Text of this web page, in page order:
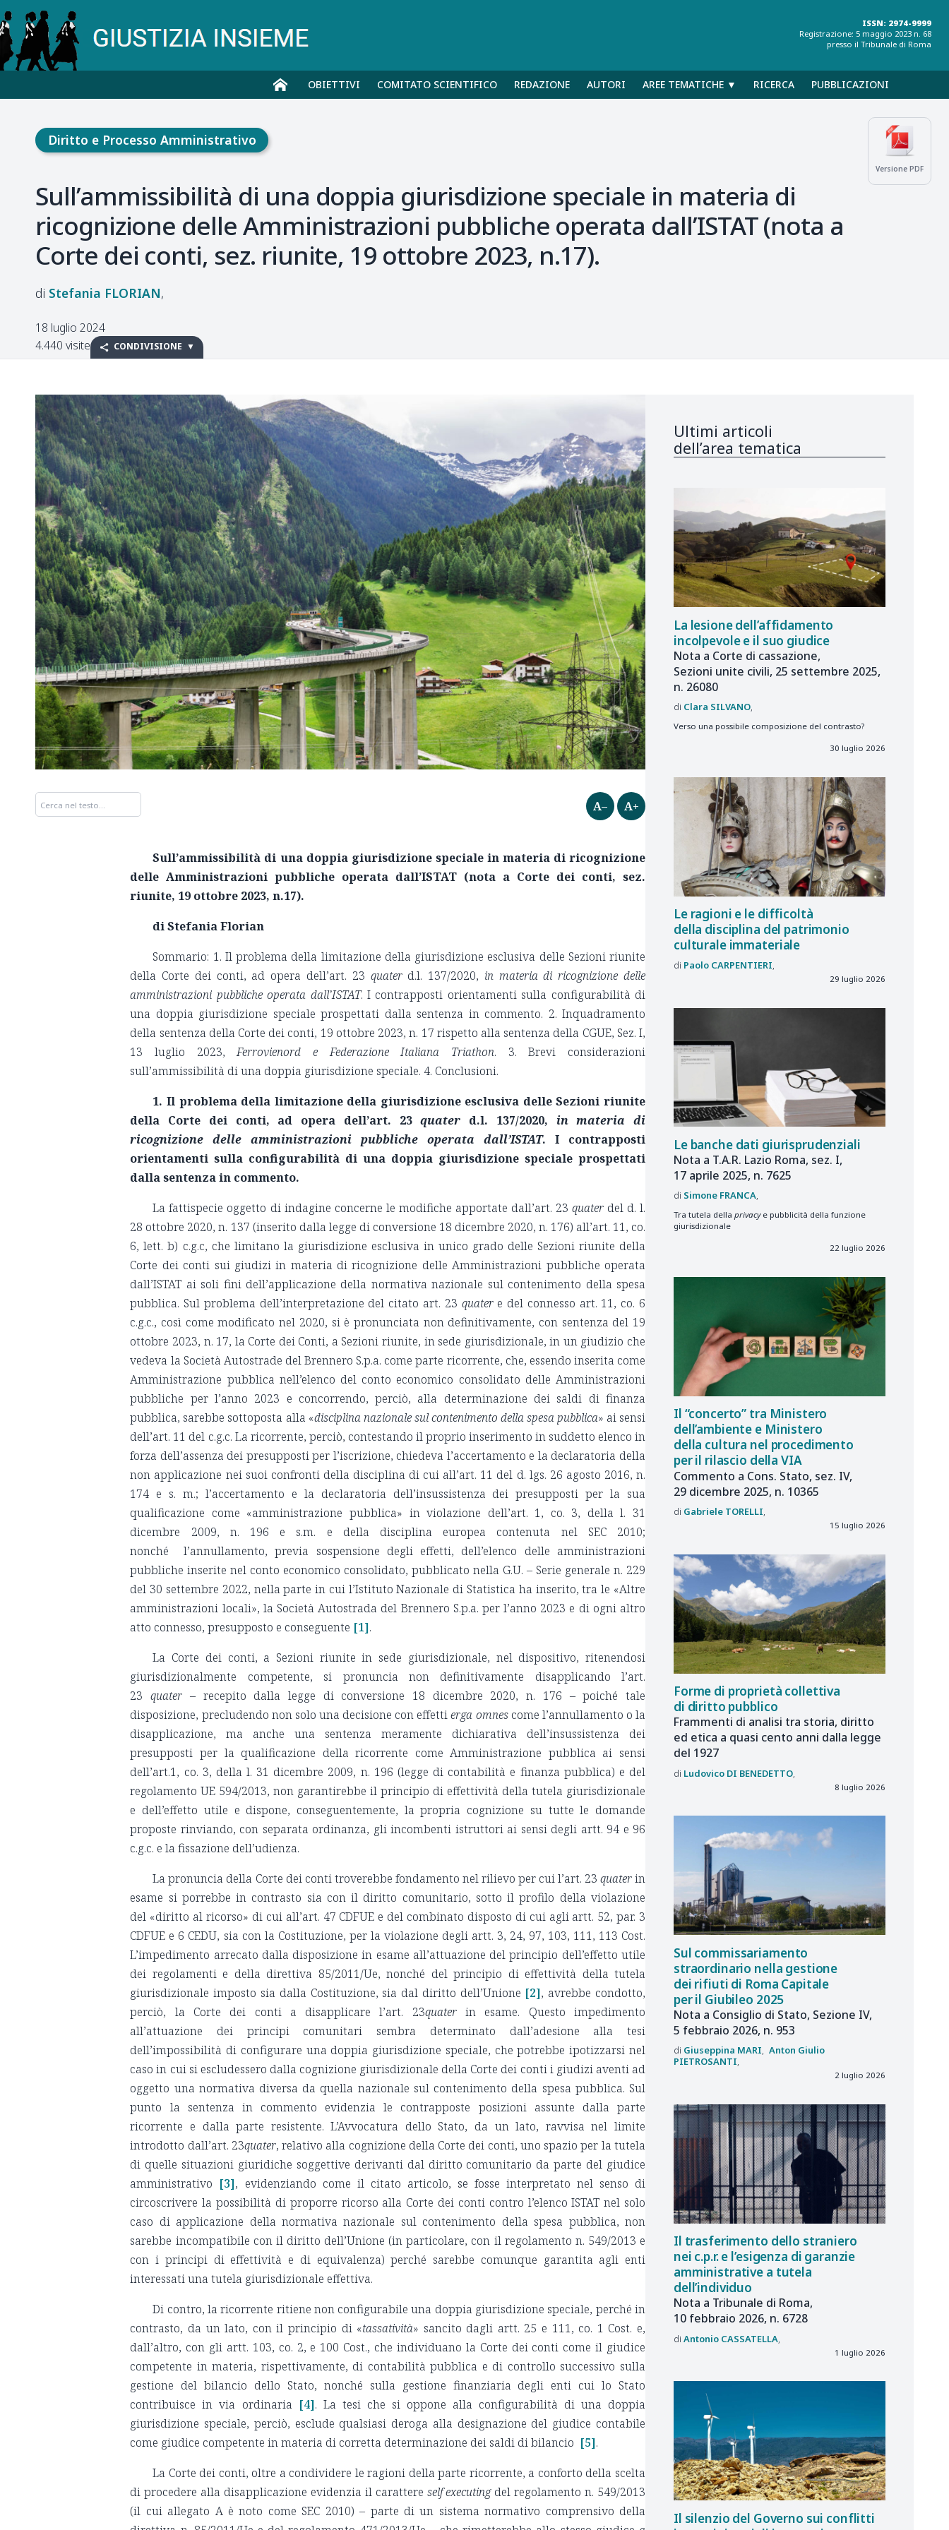
ISSN: 2974-9999
Registrazione: 5 maggio 2023 n. 68
presso il Tribunale di Roma
OBIETTIVI COMITATO SCIENTIFICO REDAZIONE AUTORI AREE TEMATICHE ▼ RICERCA PUBBLICAZIONI
Versione PDF
Diritto e Processo Amministrativo
Sull’ammissibilità di una doppia giurisdizione speciale in materia di
ricognizione delle Amministrazioni pubbliche operata dall’ISTAT (nota a
Corte dei conti, sez. riunite, 19 ottobre 2023, n.17).
Stefania FLORIAN
18 luglio 2024
4.440 visite
CONDIVISIONE
A– A+
Sull’ammissibilità di una doppia giurisdizione speciale in materia di ricognizione
delle Amministrazioni pubbliche operata dall’ISTAT (nota a Corte dei conti, sez.
riunite, 19 ottobre 2023, n.17).
di Stefania Florian
Sommario: 1. Il problema della limitazione della giurisdizione esclusiva delle Sezioni riunite
della Corte dei conti, ad opera dell’art. 23 quaterd.l. 137/2020, in materia di ricognizione delle
amministrazioni pubbliche operata dall’ISTAT. I contrapposti orientamenti sulla configurabilità di
una doppia giurisdizione speciale prospettati dalla sentenza in commento. 2. Inquadramento
della sentenza della Corte dei conti, 19 ottobre 2023, n. 17 rispetto alla sentenza della CGUE, Sez. I,
13 luglio 2023,Ferrovienord e Federazione Italiana Triathon. 3. Brevi considerazioni
sull’ammissibilità di una doppia giurisdizione speciale. 4. Conclusioni.
1. Il problema della limitazione della giurisdizione esclusiva delle Sezioni riunite
della Corte dei conti, ad opera dell’art. 23quater d.l. 137/2020, in materia di
ricognizione delle amministrazioni pubbliche operata dall’ISTAT. I contrapposti
orientamenti sulla configurabilità di una doppia giurisdizione speciale prospettati
dalla sentenza in commento.
La fattispecie oggetto di indagine concerne le modifiche apportate dall’art. 23 quaterdel d. l.
28 ottobre 2020, n. 137 (inserito dalla legge di conversione 18 dicembre 2020, n. 176) all’art. 11, co.
6, lett. b) c.g.c, che limitano la giurisdizione esclusiva in unico grado delle Sezioni riunite della
Corte dei conti sui giudizi in materia di ricognizione delle Amministrazioni pubbliche operata
dall’ISTAT ai soli fini dell’applicazione della normativa nazionale sul contenimento della spesa
pubblica. Sul problema dell’interpretazione del citato art. 23 quatere del connesso art. 11, co. 6
c.g.c., così come modificato nel 2020, si è pronunciata non definitivamente, con sentenza del 19
ottobre 2023, n. 17, la Corte dei Conti, a Sezioni riunite, in sede giurisdizionale, in un giudizio che
vedeva la Società Autostrade del Brennero S.p.a. come parte ricorrente, che, essendo inserita come
Amministrazione pubblica nell’elenco del conto economico consolidato delle Amministrazioni
pubbliche per l’anno 2023 e concorrendo, perciò, alla determinazione dei saldi di finanza
pubblica, sarebbe sottoposta alla «disciplina nazionale sul contenimento della spesa pubblica» ai sensi
dell’art. 11 del c.g.c. La ricorrente, perciò, contestando il proprio inserimento in suddetto elenco in
forza dell’assenza dei presupposti per l’iscrizione, chiedeva l’accertamento e la declaratoria della
non applicazione nei suoi confronti della disciplina di cui all’art. 11 del d. lgs. 26 agosto 2016, n.
174 e s. m.; l’accertamento e la declaratoria dell’insussistenza dei presupposti per la sua
qualificazione come «amministrazione pubblica» in violazione dell’art. 1, co. 3, della l. 31
dicembre 2009, n. 196 e s.m. e della disciplina europea contenuta nel SEC 2010;
nonché l’annullamento, previa sospensione degli effetti, dell’elenco delle amministrazioni
pubbliche inserite nel conto economico consolidato, pubblicato nella G.U. – Serie generale n. 229
del 30 settembre 2022, nella parte in cui l’Istituto Nazionale di Statistica ha inserito, tra le «Altre
amministrazioni locali», la Società Autostrada del Brennero S.p.a. per l’anno 2023 e di ogni altro
atto connesso, presupposto e conseguente [1].
La Corte dei conti, a Sezioni riunite in sede giurisdizionale, nel dispositivo, ritenendosi
giurisdizionalmente competente, si pronuncia non definitivamente disapplicando l’art.
23quater – recepito dalla legge di conversione 18 dicembre 2020, n. 176 – poiché tale
disposizione, precludendo non solo una decisione con effettierga omnescome l’annullamento o la
disapplicazione, ma anche una sentenza meramente dichiarativa dell’insussistenza dei
presupposti per la qualificazione della ricorrente come Amministrazione pubblica ai sensi
dell’art.1, co. 3, della l. 31 dicembre 2009, n. 196 (legge di contabilità e finanza pubblica) e del
regolamento UE 594/2013, non garantirebbe il principio di effettività della tutela giurisdizionale
e dell’effetto utile e dispone, conseguentemente, la propria cognizione su tutte le domande
proposte rinviando, con separata ordinanza, gli incombenti istruttori ai sensi degli artt. 94 e 96
c.g.c. e la fissazione dell’udienza.
La pronuncia della Corte dei conti troverebbe fondamento nel rilievo per cui l’art. 23 quaterin
esame si porrebbe in contrasto sia con il diritto comunitario, sotto il profilo della violazione
del «diritto al ricorso» di cui all’art. 47 CDFUE e del combinato disposto di cui agli artt. 52, par. 3
CDFUE e 6 CEDU, sia con la Costituzione, per la violazione degli artt. 3, 24, 97, 103, 111, 113 Cost.
L’impedimento arrecato dalla disposizione in esame all’attuazione del principio dell’effetto utile
dei regolamenti e della direttiva 85/2011/Ue, nonché del principio di effettività della tutela
giurisdizionale imposto sia dalla Costituzione, sia dal diritto dell’Unione [2], avrebbe condotto,
perciò, la Corte dei conti a disapplicare l’art. 23quaterin esame. Questo impedimento
all’attuazione dei principi comunitari sembra determinato dall’adesione alla tesi
dell’impossibilità di configurare una doppia giurisdizione speciale, che potrebbe ipotizzarsi nel
caso in cui si escludessero dalla cognizione giurisdizionale della Corte dei conti i giudizi aventi ad
oggetto una normativa diversa da quella nazionale sul contenimento della spesa pubblica. Sul
punto la sentenza in commento evidenzia le contrapposte posizioni assunte dalla parte
ricorrente e dalla parte resistente. L’Avvocatura dello Stato, da un lato, ravvisa nel limite
introdotto dall’art. 23quater, relativo alla cognizione della Corte dei conti, uno spazio per la tutela
di quelle situazioni giuridiche soggettive derivanti dal diritto comunitario da parte del giudice
amministrativo [3], evidenziando come il citato articolo, se fosse interpretato nel senso di
circoscrivere la possibilità di proporre ricorso alla Corte dei conti contro l’elenco ISTAT nel solo
caso di applicazione della normativa nazionale sul contenimento della spesa pubblica, non
sarebbe incompatibile con il diritto dell’Unione (in particolare, con il regolamento n. 549/2013 e
con i principi di effettività e di equivalenza) perché sarebbe comunque garantita agli enti
interessati una tutela giurisdizionale effettiva.
Di contro, la ricorrente ritiene non configurabile una doppia giurisdizione speciale, perché in
contrasto, da un lato, con il principio di «tassatività» sancito dagli artt. 25 e 111, co. 1 Cost. e,
dall’altro, con gli artt. 103, co. 2, e 100 Cost., che individuano la Corte dei conti come il giudice
competente in materia, rispettivamente, di contabilità pubblica e di controllo successivo sulla
gestione del bilancio dello Stato, nonché sulla gestione finanziaria degli enti cui lo Stato
contribuisce in via ordinaria [4]. La tesi che si oppone alla configurabilità di una doppia
giurisdizione speciale, perciò, esclude qualsiasi deroga alla designazione del giudice contabile
come giudice competente in materia di corretta determinazione dei saldi di bilancio [5].
La Corte dei conti, oltre a condividere le ragioni della parte ricorrente, a conforto della scelta
di procedere alla disapplicazione evidenzia il carattere self executing del regolamento n. 549/2013
(il cui allegato A è noto come SEC 2010) – parte di un sistema normativo comprensivo della
Ultimi articoli
dell’area tematica
La lesione dell’affidamento
incolpevole e il suo giudice
Nota a Corte di cassazione,
Sezioni unite civili, 25 settembre 2025,
n. 26080
Clara SILVANO
Verso una possibile composizione del contrasto?
30 luglio 2026
Le ragioni e le difficoltà
della disciplina del patrimonio
culturale immateriale
Paolo CARPENTIERI
29 luglio 2026
Le banche dati giurisprudenziali
Nota a T.A.R. Lazio Roma, sez. I,
17 aprile 2025, n. 7625
Simone FRANCA
Tra tutela della privacye pubblicità della funzione
giurisdizionale
22 luglio 2026
Il “concerto” tra Ministero
dell’ambiente e Ministero
della cultura nel procedimento
per il rilascio della VIA
Commento a Cons. Stato, sez. IV,
29 dicembre 2025, n. 10365
Gabriele TORELLI
15 luglio 2026
Forme di proprietà collettiva
di diritto pubblico
Frammenti di analisi tra storia, diritto
ed etica a quasi cento anni dalla legge
del 1927
Ludovico DI BENEDETTO
8 luglio 2026
Sul commissariamento
straordinario nella gestione
dei rifiuti di Roma Capitale
per il Giubileo 2025
Nota a Consiglio di Stato, Sezione IV,
5 febbraio 2026, n. 953
Giuseppina MARI
Anton Giulio
PIETROSANTI
2 luglio 2026
Il trasferimento dello straniero
nei c.p.r. e l’esigenza di garanzie
amministrative a tutela
dell’individuo
Nota a Tribunale di Roma,
10 febbraio 2026, n. 6728
Antonio CASSATELLA
1 luglio 2026
Il silenzio del Governo sui conflitti